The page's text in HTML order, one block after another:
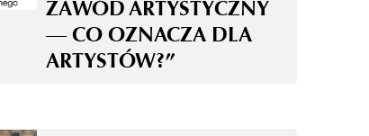
ZAWÓD ARTYSTYCZNY
— CO OZNACZA DLA
ARTYSTÓW?”